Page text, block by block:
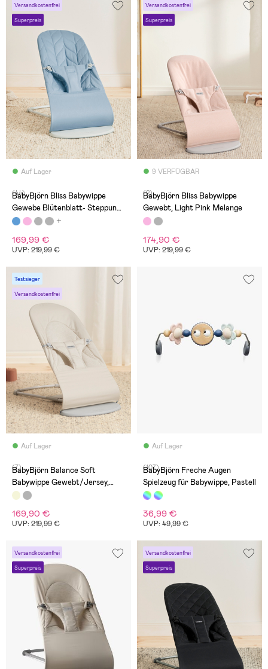
Versandkostenfrei
Superpreis
Auf Lager
(44)
BabyBjörn Bliss Babywippe
Gewebe Blütenblatt- Steppung,
Blau
169,99 €
UVP: 219,99 €
Versandkostenfrei
Superpreis
9 VERFÜGBAR
(2)
BabyBjörn Bliss Babywippe
Gewebt, Light Pink Melange
174,90 €
UVP: 219,99 €
Testsieger
Versandkostenfrei
Auf Lager
(7)
BabyBjörn Balance Soft
Babywippe Gewebt/Jersey,
Beige
169,90 €
UVP: 219,99 €
Auf Lager
(107)
BabyBjörn Freche Augen
Spielzeug für Babywippe, Pastell
36,99 €
UVP: 49,99 €
Versandkostenfrei
Superpreis
Versandkostenfrei
Superpreis